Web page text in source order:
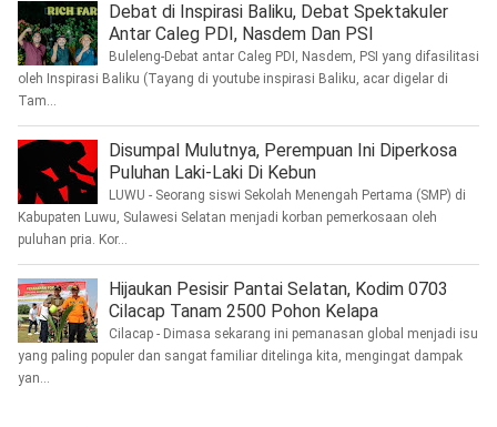
Debat di Inspirasi Baliku, Debat Spektakuler
Antar Caleg PDI, Nasdem Dan PSI
Buleleng-Debat antar Caleg PDI, Nasdem, PSI yang difasilitasi
oleh Inspirasi Baliku (Tayang di youtube inspirasi Baliku, acar digelar di
Tam...
Disumpal Mulutnya, Perempuan Ini Diperkosa
Puluhan Laki-Laki Di Kebun
LUWU - Seorang siswi Sekolah Menengah Pertama (SMP) di
Kabupaten Luwu, Sulawesi Selatan menjadi korban pemerkosaan oleh
puluhan pria. Kor...
Hijaukan Pesisir Pantai Selatan, Kodim 0703
Cilacap Tanam 2500 Pohon Kelapa
Cilacap - Dimasa sekarang ini pemanasan global menjadi isu
yang paling populer dan sangat familiar ditelinga kita, mengingat dampak
yan...